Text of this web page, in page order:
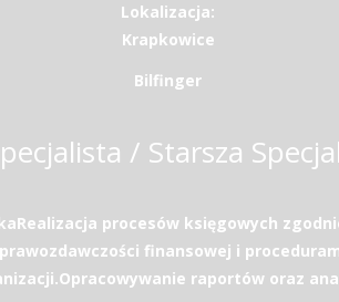
Lokalizacja:
Krapkowice
Bilfinger
procesów księgowych
finansowej i
raportów oraz